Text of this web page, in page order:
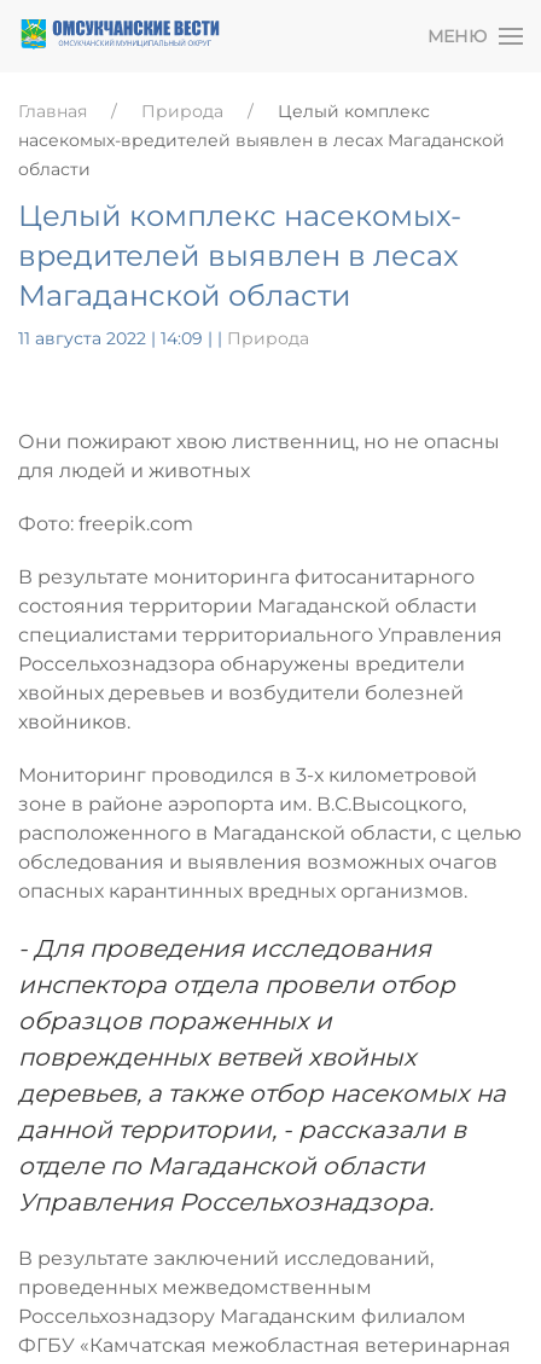
МЕНЮ
Главная Природа
Целый комплекс
насекомых-вредителей выявлен в лесах Магаданской
области
Целый комплекс насекомых-
вредителей выявлен в лесах
Магаданской области
11 августа 2022 | 14:09 | | Природа
Они пожирают хвою лиственниц, но не опасны
для людей и животных
Фото: freepik.com
В результате мониторинга фитосанитарного
состояния территории Магаданской области
специалистами территориального Управления
Россельхознадзора обнаружены вредители
хвойных деревьев и возбудители болезней
хвойников.
Мониторинг проводился в 3-х километровой
зоне в районе аэропорта им. В.С.Высоцкого,
расположенного в Магаданской области, с целью
обследования и выявления возможных очагов
опасных карантинных вредных организмов.
- Для проведения исследования
инспектора отдела провели отбор
образцов пораженных и
поврежденных ветвей хвойных
деревьев, а также отбор насекомых на
данной территории, - рассказали в
отделе по Магаданской области
Управления Россельхознадзора.
В результате заключений исследований,
проведенных межведомственным
Россельхознадзору Магаданским филиалом
ФГБУ «Камчатская межобластная ветеринарная